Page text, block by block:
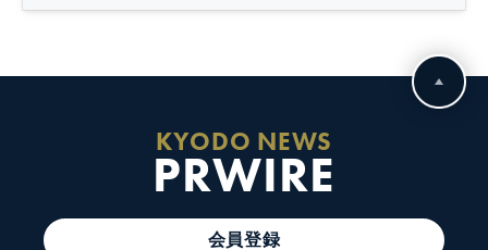
KYODO NEWS
PRWIRE
会員登録